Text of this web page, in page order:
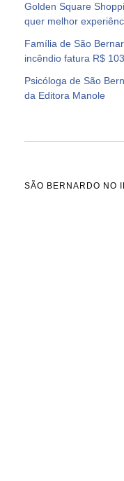
Golden Square
quer melhor
Família de São
incêndio fatura R$
Psicóloga de São
da Editora Manole
SÃO BERNARDO NO